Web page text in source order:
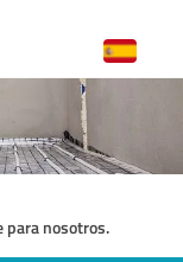
para nosotros.